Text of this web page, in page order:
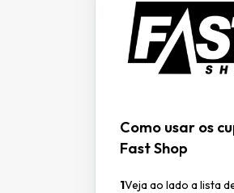
Como usar os
Fast Shop
1Veja ao lado a lista